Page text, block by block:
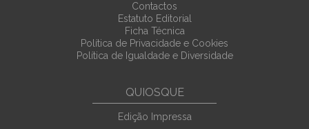
Contactos
Estatuto Editorial
Ficha Técnica
Política de Privacidade e Cookies
Política de Igualdade e Diversidade
QUIOSQUE
Edição Impressa